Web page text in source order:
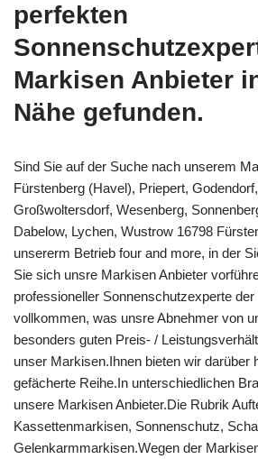
perfekten
Markisen Anbieter
Nähe gefunden.
Sind Sie auf der Suche nach unserem
Fürstenberg (Havel), Priepert,
Großwoltersdorf, Wesenberg,
Dabelow, Lychen, Wustrow 16798
unsererm Betrieb four and more, in der
Sie sich unsre Markisen Anbieter
professioneller Sonnenschutzexperte
vollkommen, was unsre Abnehmer von
besonders guten Preis- /
unser Markisen.Ihnen bieten wir darüber
gefächerte Reihe.In unterschiedlichen
unsere Markisen Anbieter.Die Rubrik
Kassettenmarkisen, Sonnenschutz,
Gelenkarmmarkisen.Wegen der